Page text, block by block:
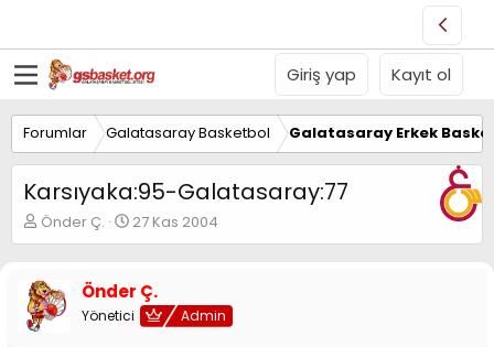
Giriş yap Kayıt ol
Forumlar Galatasaray Basketbol Galatasaray Erkek
Karsıyaka:95-Galatasaray:77
K
o
u
y
u
Önder Ç.
B
a
a
n
27 Kas 2004
Önder Ç.
Yönetici Admin